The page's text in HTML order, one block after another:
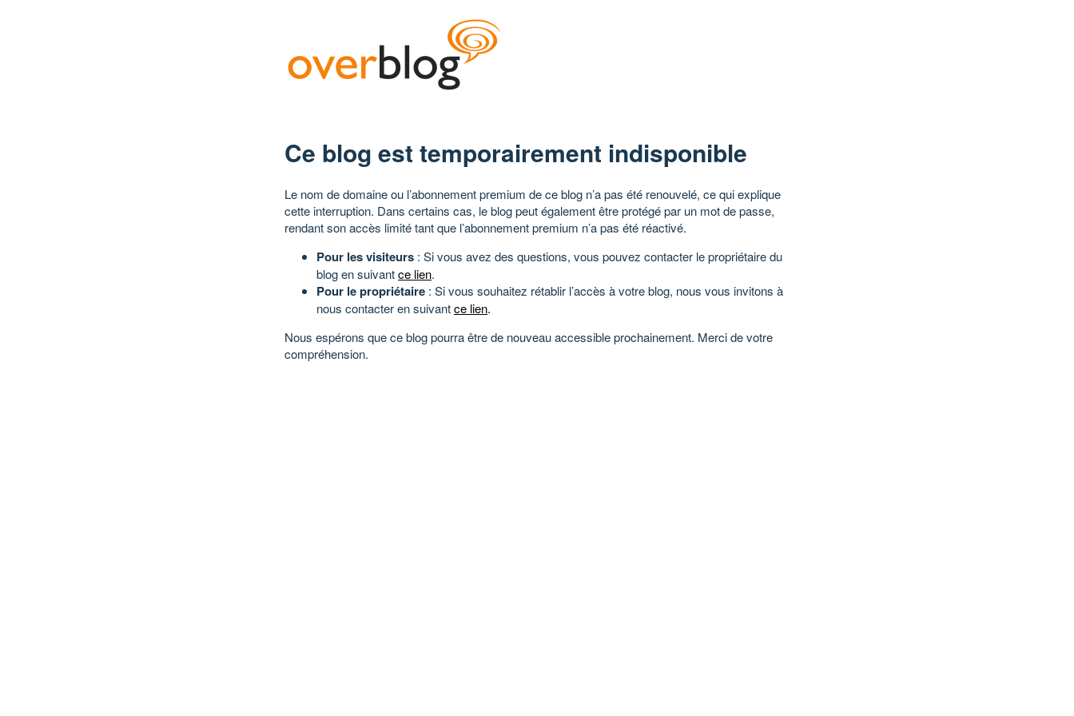
Ce blog est temporairement indisponible
Le nom de domaine ou l’abonnement premium de ce blog n’a pas été renouvelé, ce qui explique
cette interruption. Dans certains cas, le blog peut également être protégé par un mot de passe,
rendant son accès limité tant que l’abonnement premium n’a pas été réactivé.
Pour les visiteurs : Si vous avez des questions, vous pouvez contacter le propriétaire du
blog en suivantce lien.
Pour le propriétaire : Si vous souhaitez rétablir l’accès à votre blog, nous vous invitons à
nous contacter en suivantce lien.
Nous espérons que ce blog pourra être de nouveau accessible prochainement. Merci de votre
compréhension.